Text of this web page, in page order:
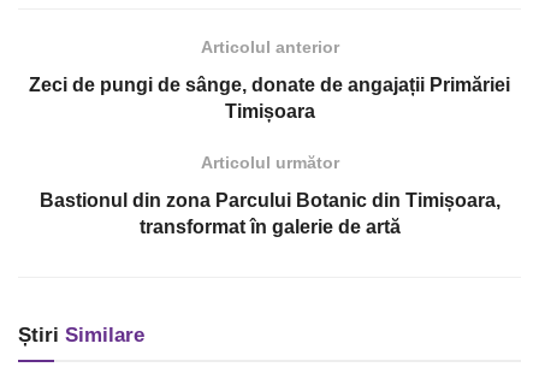
Articolul anterior
Zeci de pungi de sânge, donate de angajații Primăriei
Timișoara
Articolul următor
Bastionul din zona Parcului Botanic din Timișoara,
transformat în galerie de artă
Știri Similare